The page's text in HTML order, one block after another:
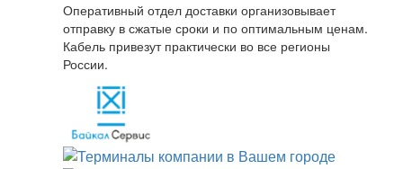
Оперативный отдел доставки организовывает
отправку в сжатые сроки и по оптимальным ценам.
Кабель привезут практически во все регионы
России.